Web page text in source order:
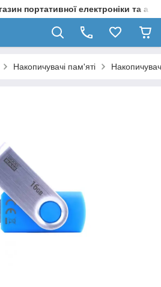
портативної електроніки та
Накопичувачі пам'яті